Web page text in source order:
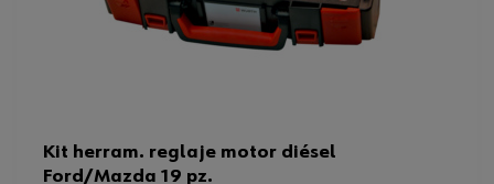
Kit herram. reglaje motor diésel
Ford/Mazda 19 pz.